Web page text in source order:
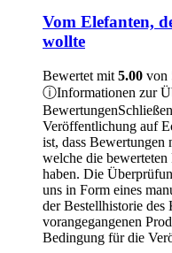
Vom Elefanten,
wollte
Bewertet mit 5.00 von
ⓘInformationen zur
BewertungenSchließen
Veröffentlichung auf
ist, dass Bewertungen
welche die
haben. Die
uns in Form eines
der Bestellhistorie des
vorangegangenen
Bedingung für die